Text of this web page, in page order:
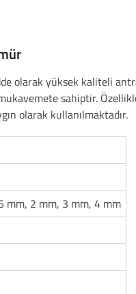
olarak yüksek kaliteli
sahiptir.
olarak kullanılmaktadır.
mm, 2 mm, 3 mm, 4 mm